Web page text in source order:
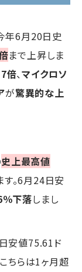
年6月20日史
まで上昇しま
倍、マイクロソ
が驚異的な上
史上最高値
す。6月24日安
下落しまし
安値75.61ド
ちらは1ヶ月超